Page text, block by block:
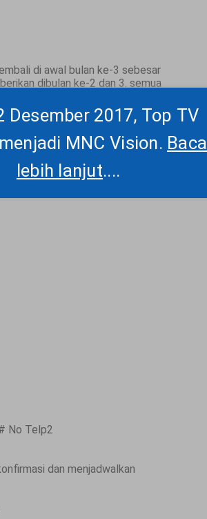
Desember 2017, Top TV
MNC Vision. Baca
lebih lanjut....
di awal bulan ke-3 sebesar
dibulan ke-2 dan 3. semua
dan channel silahkan klik -
Jakarta, Bogor*, Depok,
No Telp2
dan menjadwalkan